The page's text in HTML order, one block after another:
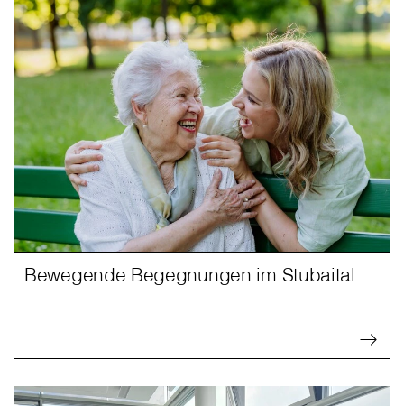
Bewegende Begegnungen im Stubaital